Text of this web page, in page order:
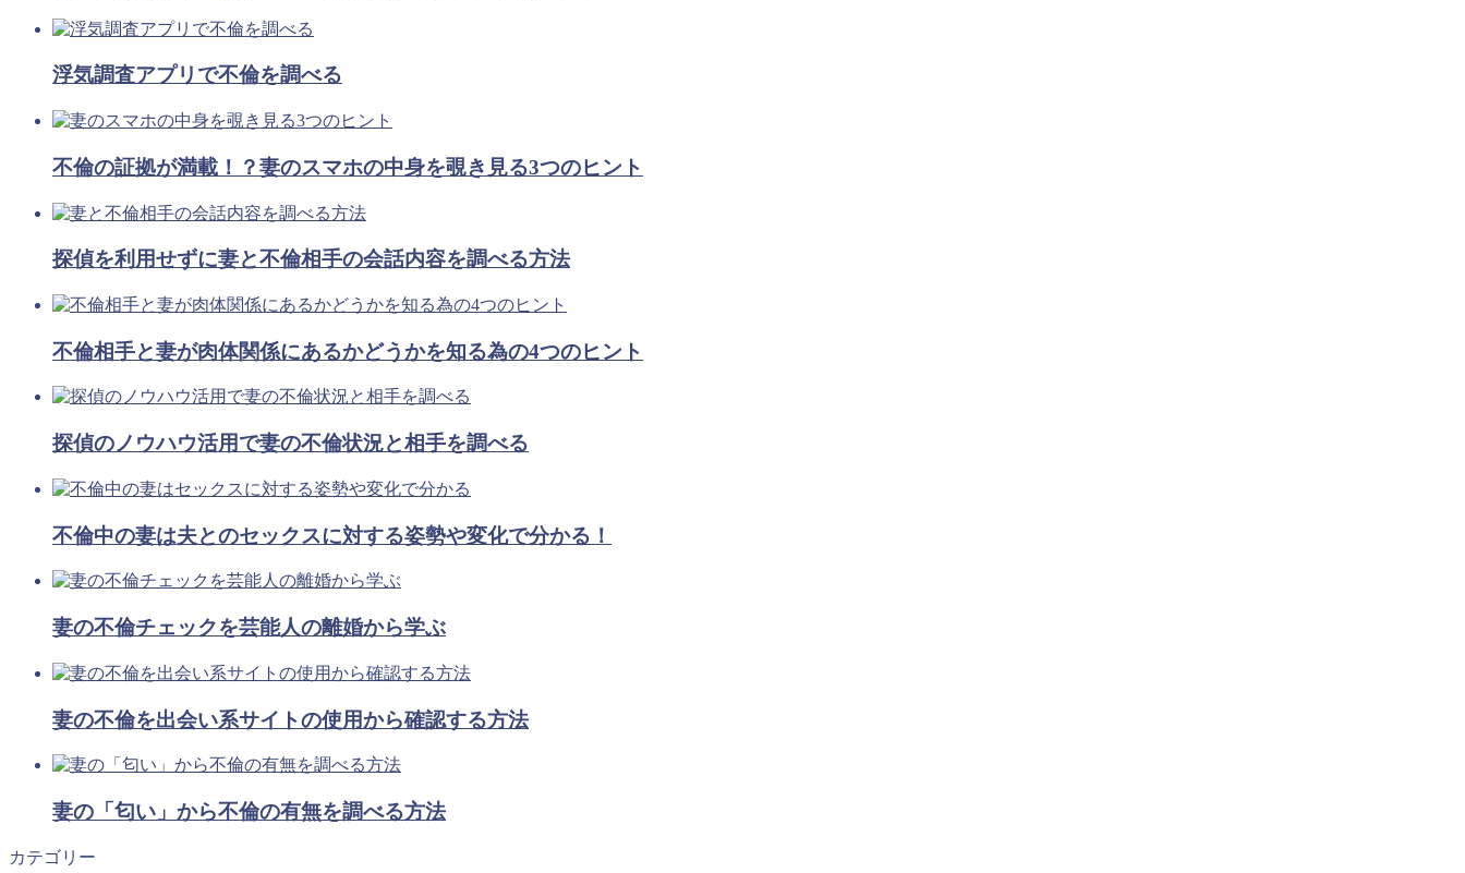
浮気調査アプリで不倫を調べる
不倫の証拠が満載！？妻のスマホの中身を覗き見る3つのヒント
探偵を利用せずに妻と不倫相手の会話内容を調べる方法
不倫相手と妻が肉体関係にあるかどうかを知る為の4つのヒント
探偵のノウハウ活用で妻の不倫状況と相手を調べる
不倫中の妻は夫とのセックスに対する姿勢や変化で分かる！
妻の不倫チェックを芸能人の離婚から学ぶ
妻の不倫を出会い系サイトの使用から確認する方法
妻の「匂い」から不倫の有無を調べる方法
カテゴリー